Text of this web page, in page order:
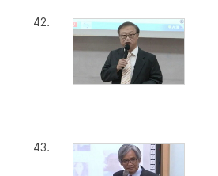
42.
43.